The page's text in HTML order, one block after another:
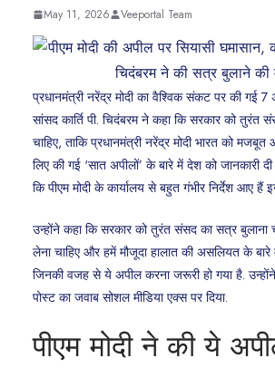
May 11, 2026 Veeportal Team
प्रधानमंत्री नरेंद्र मोदी का वैश्विक संकट पर की गई 7
सांसद कार्ति पी. चिदंबरम ने कहा कि सरकार को तुरंत
चाहिए, ताकि प्रधानमंत्री नरेंद्र मोदी भारत को
लिए की गई ‘सात अपीलों’ के बारे में देश को जानकारी
कि पीएम मोदी के कार्यालय से बहुत गंभीर निर्देश आए हैं
उन्होंने कहा कि सरकार को तुरंत संसद का सत्र बुलाना
लेना चाहिए और हमें मौजूदा हालात की असलियत के बारे
जिनकी वजह से ये अपील करना जरूरी हो गया है.
पोस्ट का जवाब सोशल मीडिया एक्स पर दिया.
पीएम मोदी ने की ये